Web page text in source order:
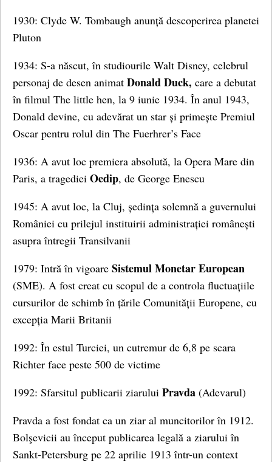
1930: Clyde W. Tombaugh anunță descoperirea planetei
Pluton
1934: S-a născut, în studiourile Walt Disney, celebrul
personaj de desen animat Donald Duck, care a debutat
în filmul The little hen, la 9 iunie 1934. În anul 1943,
Donald devine, cu adevărat un star și primește Premiul
Oscar pentru rolul din The Fuerhrer’s Face
1936: A avut loc premiera absolută, la Opera Mare din
Paris, a tragediei Oedip, de George Enescu
1945: A avut loc, la Cluj, ședința solemnă a guvernului
României cu prilejul instituirii administrației românești
asupra întregii Transilvanii
1979: Intră în vigoare Sistemul Monetar European
(SME). A fost creat cu scopul de a controla fluctuațiile
cursurilor de schimb în țările Comunității Europene, cu
excepția Marii Britanii
1992: În estul Turciei, un cutremur de 6,8 pe scara
Richter face peste 500 de victime
1992: Sfarsitul publicarii ziarului Pravda (Adevarul)
Pravda a fost fondat ca un ziar al muncitorilor în 1912.
Bolşevicii au început publicarea legală a ziarului în
Sankt-Petersburg pe 22 aprilie 1913 într-un context